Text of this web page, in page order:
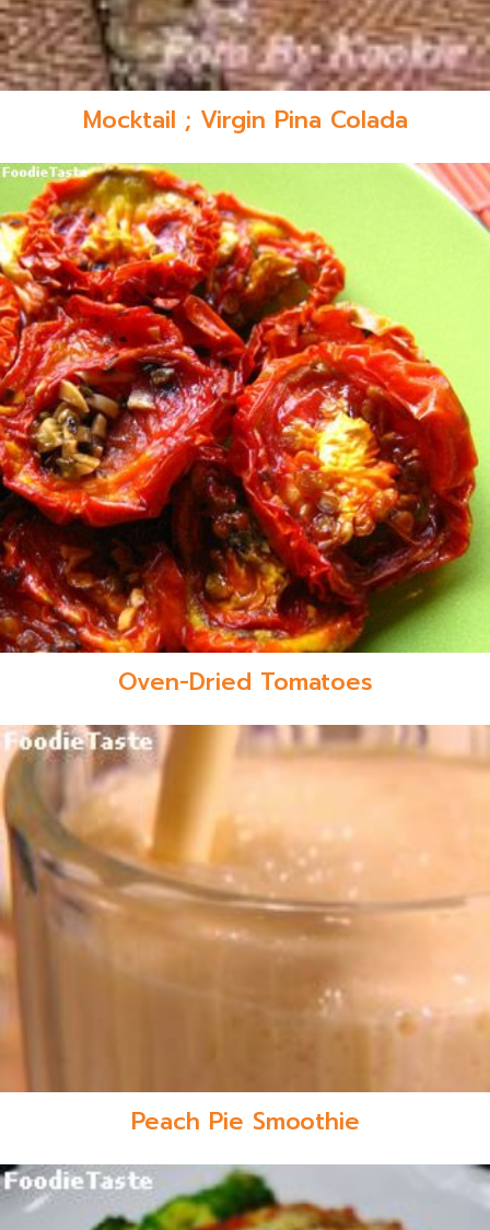
Mocktail ; Virgin Pina Colada
Oven-Dried Tomatoes
Peach Pie Smoothie